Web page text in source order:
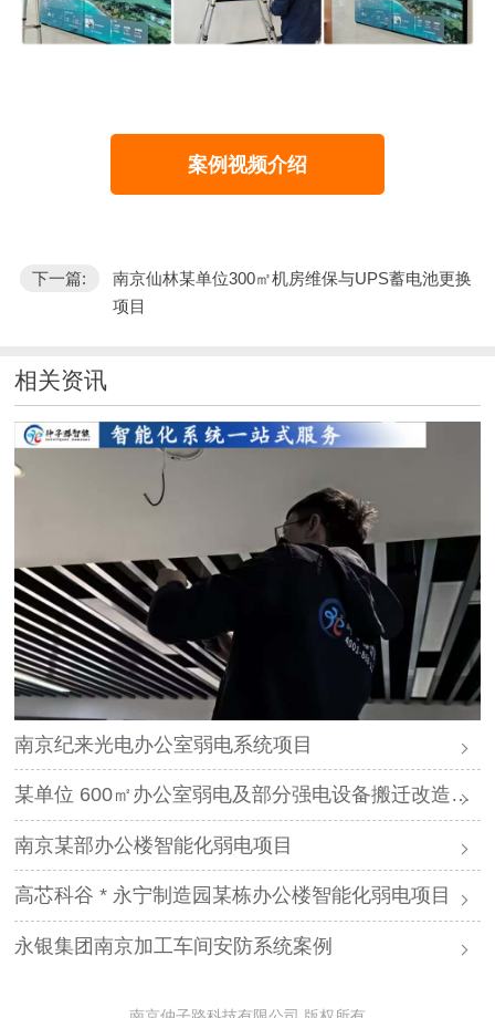
案例视频介绍
下一篇:
南京仙林某单位300㎡机房维保与UPS蓄电池更换
项目
相关资讯
南京纪来光电办公室弱电系统项目
某单位 600㎡办公室弱电及部分强电设备搬迁改造项目
南京某部办公楼智能化弱电项目
高芯科谷 * 永宁制造园某栋办公楼智能化弱电项目
永银集团南京加工车间安防系统案例